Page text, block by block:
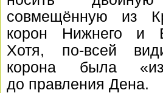
совмещённую из
корон Нижнего и
Хотя, по-всей
корона была
до правления Дена.